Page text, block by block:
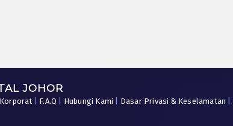
JOHOR
F.A.Q Hubungi Kami Dasar Privasi & Keselamatan